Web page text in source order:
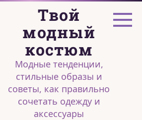
Твой
модный
костюм
Модные тенденции,
стильные образы и
советы, как правильно
сочетать одежду и
аксессуары